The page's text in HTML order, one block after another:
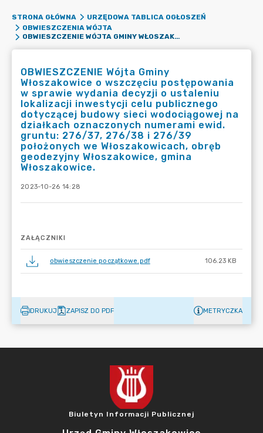
STRONA GŁÓWNA
URZĘDOWA TABLICA OGŁOSZEŃ
OBWIESZCZENIA WÓJTA
OBWIESZCZENIE WÓJTA GMINY WŁOSZAKOWICE O WSZCZĘCIU POSTĘPOWANIA W SPRAWIE WYDANIA DECYZJI O USTALENIU LOKALIZACJI INWESTYCJI CELU PUBLICZNEGO DOTYCZĄCEJ BUDOWY SIECI WODOCIĄGOWEJ NA DZIAŁKACH OZNACZONYCH NUMERAMI EWID. GRUNTU: 276/37, 276/38 I 276/39 POŁOŻONYCH WE WŁOSZAKOWICACH, OBRĘB GEODEZYJNY WŁOSZAKOWICE, GMINA WŁOSZAKOWICE.
OBWIESZCZENIE Wójta Gminy
Włoszakowice o wszczęciu postępowania
w sprawie wydania decyzji o ustaleniu
lokalizacji inwestycji celu publicznego
dotyczącej budowy sieci wodociągowej na
działkach oznaczonych numerami ewid.
gruntu: 276/37, 276/38 i 276/39
położonych we Włoszakowicach, obręb
geodezyjny Włoszakowice, gmina
Włoszakowice.
2023-10-26 14:28
ZAŁĄCZNIKI
obwieszczenie początkowe.pdf 106.23 KB
DRUKUJ ZAPISZ DO PDF METRYCZKA
Biuletyn Informacji Publicznej